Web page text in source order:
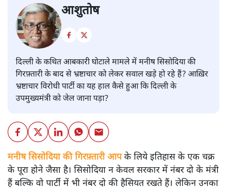
आशुतोष
दिल्ली के कथित आबकारी घोटाले मामले में मनीष सिसोदिया की
गिरफ़्तारी के बाद से भ्रष्टाचार को लेकर सवाल खड़े हो रहे हैं? आख़िर
भ्रष्टाचार विरोधी पार्टी का यह हाल कैसे हुआ कि दिल्ली के
उपमुख्यमंत्री को जेल जाना पड़ा?
मनीष सिसोदिया की गिरफ़्तारी आप के लिये इतिहास के एक चक्र
के पूरा होने जैसा है। सिसोदिया न केवल सरकार में नंबर दो के मंत्री
हैं बल्कि वो पार्टी में भी नंबर दो की हैसियत रखते हैं। लेकिन उनका